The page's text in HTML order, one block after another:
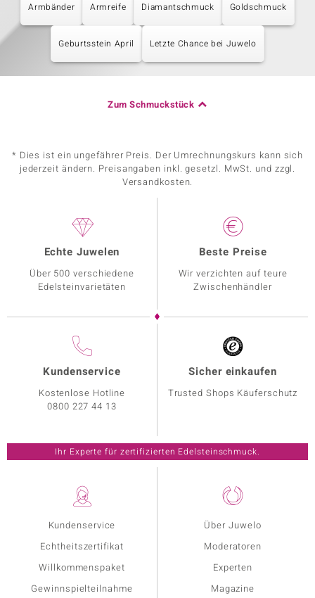
Armbänder Armreife Diamantschmuck Goldschmuck
Geburtsstein April Letzte Chance bei Juwelo
Zum Schmuckstück
* Dies ist ein ungefährer Preis. Der Umrechnungskurs kann sich
jederzeit ändern. Preisangaben inkl. gesetzl. MwSt. und zzgl.
Versandkosten.
Kundenservice
Echtheitszertifikat
Willkommenspaket
Gewinnspielteilnahme
Über Juwelo
Moderatoren
Experten
Magazine
Echte Juwelen
Über 500 verschiedene
Edelsteinvarietäten
Beste Preise
Wir verzichten auf teure
Zwischenhändler
Kundenservice
Kostenlose Hotline
0800 227 44 13
Sicher einkaufen
Trusted Shops Käuferschutz
Ihr Experte für zertifizierten Edelsteinschmuck.